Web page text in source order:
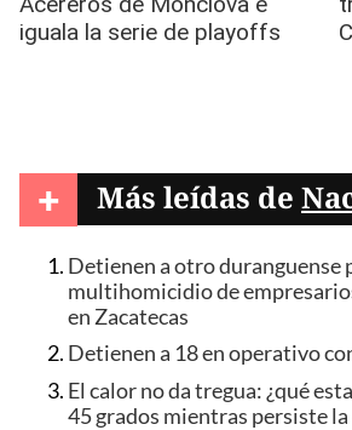
+ Más leídas de
Detienen a otro duranguense
multihomicidio de
en Zacatecas
Detienen a 18 en operativo
El calor no da tregua: ¿qué
45 grados mientras persiste la